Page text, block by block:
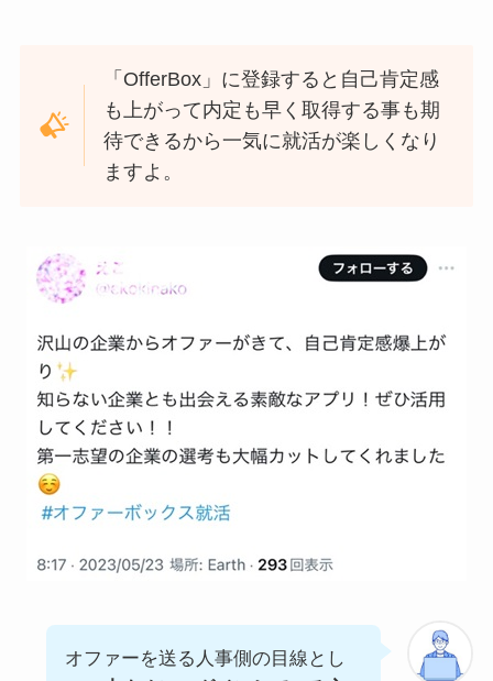
「OfferBox」に登録すると自己肯定感
も上がって内定も早く取得する事も期
待できるから一気に就活が楽しくなり
ますよ。
オファーを送る人事側の目線とし